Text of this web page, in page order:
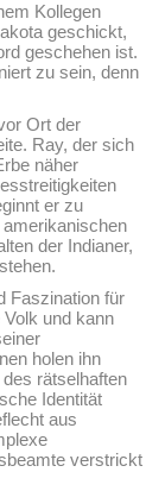
Kollegen
geschickt,
geschehen ist.
zu sein, denn
Ort der
Ray, der sich
näher
er zu
der Indianer,
Faszination für
und kann
holen ihn
rätselhaften
Identität
aus
verstrickt